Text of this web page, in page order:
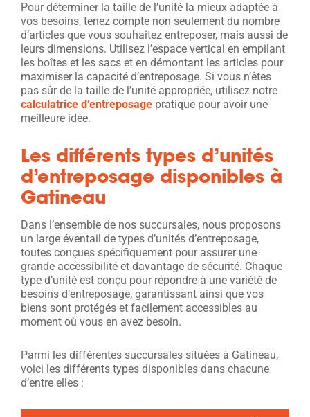
Pour déterminer la taille de l’unité la mieux adaptée à
vos besoins, tenez compte non seulement du nombre
d’articles que vous souhaitez entreposer, mais aussi de
leurs dimensions. Utilisez l’espace vertical en empilant
les boîtes et les sacs et en démontant les articles pour
maximiser la capacité d’entreposage. Si vous n’êtes
pas sûr de la taille de l’unité appropriée, utilisez notre
calculatrice d’entreposage pratique pour avoir une
meilleure idée.
Les différents types d’unités
d’entreposage disponibles à
Gatineau
Dans l’ensemble de nos succursales, nous proposons
un large éventail de types d’unités d’entreposage,
toutes conçues spécifiquement pour assurer une
grande accessibilité et davantage de sécurité. Chaque
type d’unité est conçu pour répondre à une variété de
besoins d’entreposage, garantissant ainsi que vos
biens sont protégés et facilement accessibles au
moment où vous en avez besoin.
Parmi les différentes succursales situées à Gatineau,
voici les différents types disponibles dans chacune
d’entre elles :